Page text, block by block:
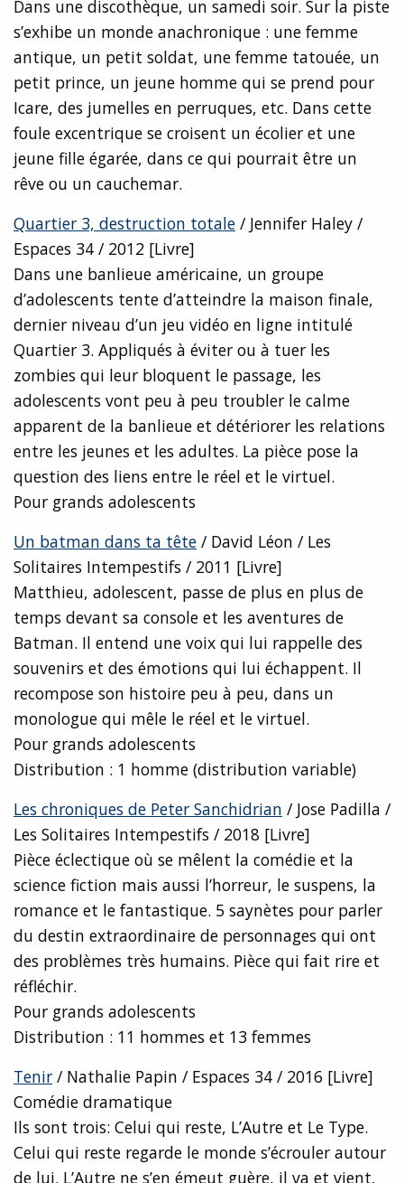
Dans une discothèque, un samedi soir. Sur la piste
s’exhibe un monde anachronique : une femme
antique, un petit soldat, une femme tatouée, un
petit prince, un jeune homme qui se prend pour
Icare, des jumelles en perruques, etc. Dans cette
foule excentrique se croisent un écolier et une
jeune fille égarée, dans ce qui pourrait être un
rêve ou un cauchemar.
Quartier 3, destruction totale / Jennifer Haley /
Espaces 34 / 2012 [Livre]
Dans une banlieue américaine, un groupe
d’adolescents tente d’atteindre la maison finale,
dernier niveau d’un jeu vidéo en ligne intitulé
Quartier 3. Appliqués à éviter ou à tuer les
zombies qui leur bloquent le passage, les
adolescents vont peu à peu troubler le calme
apparent de la banlieue et détériorer les relations
entre les jeunes et les adultes. La pièce pose la
question des liens entre le réel et le virtuel.
Pour grands adolescents
Un batman dans ta tête / David Léon / Les
Solitaires Intempestifs / 2011 [Livre]
Matthieu, adolescent, passe de plus en plus de
temps devant sa console et les aventures de
Batman. Il entend une voix qui lui rappelle des
souvenirs et des émotions qui lui échappent. Il
recompose son histoire peu à peu, dans un
monologue qui mêle le réel et le virtuel.
Pour grands adolescents
Distribution : 1 homme (distribution variable)
Les chroniques de Peter Sanchidrian / Jose Padilla /
Les Solitaires Intempestifs / 2018 [Livre]
Pièce éclectique où se mêlent la comédie et la
science fiction mais aussi l’horreur, le suspens, la
romance et le fantastique. 5 saynètes pour parler
du destin extraordinaire de personnages qui ont
des problèmes très humains. Pièce qui fait rire et
réfléchir.
Pour grands adolescents
Distribution : 11 hommes et 13 femmes
Tenir / Nathalie Papin / Espaces 34 / 2016 [Livre]
Comédie dramatique
Ils sont trois: Celui qui reste, L’Autre et Le Type.
Celui qui reste regarde le monde s’écrouler autour
de lui. L’Autre ne s’en émeut guère, il va et vient,